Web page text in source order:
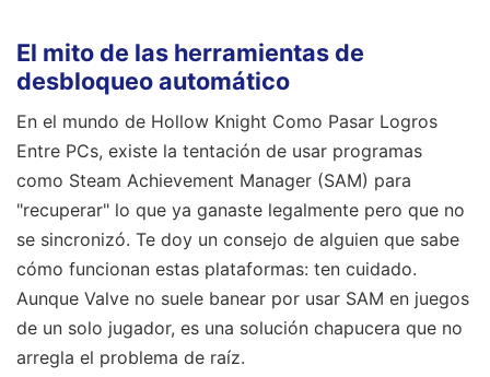
El mito de las herramientas de
desbloqueo automático
En el mundo de Hollow Knight Como Pasar Logros
Entre PCs, existe la tentación de usar programas
como Steam Achievement Manager (SAM) para
"recuperar" lo que ya ganaste legalmente pero que no
se sincronizó. Te doy un consejo de alguien que sabe
cómo funcionan estas plataformas: ten cuidado.
Aunque Valve no suele banear por usar SAM en juegos
de un solo jugador, es una solución chapucera que no
arregla el problema de raíz.